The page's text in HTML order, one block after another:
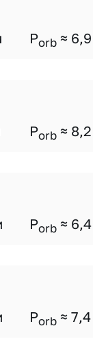
Porb ≈ 6,9
Porb ≈ 8,2
Porb ≈ 6,4
Porb ≈ 7,4